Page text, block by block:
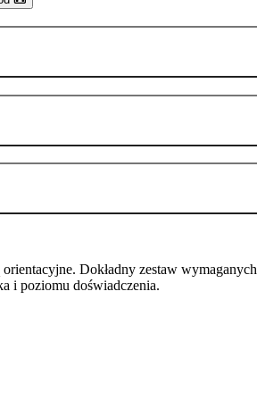
Dokładny zestaw wymaganych
i poziomu doświadczenia.